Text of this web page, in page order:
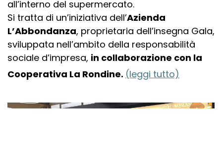
all’interno del supermercato.
Si tratta di un’iniziativa dell’Azienda
L’Abbondanza, proprietaria dell’insegna Gala,
sviluppata nell’ambito della responsabilità
sociale d’impresa, in collaborazione con la
Cooperativa La Rondine. (leggi tutto)